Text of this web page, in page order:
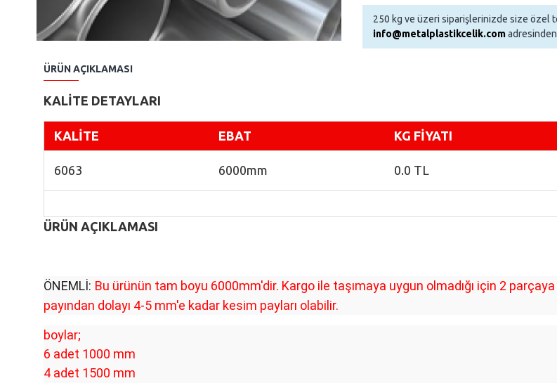
250 kg ve üzeri siparişlerinizde size özel
info@metalplastikcelik.com
ÜRÜN AÇIKLAMASI
KALİTE DETAYLARI
KALİTE EBAT KG FİYATI
6063 6000mm 0.0 TL
ÜRÜN AÇIKLAMASI
ÖNEMLİ: Bu ürünün tam boyu 6000mm'dir. Kargo ile taşımaya uygun olmadığı için 2
payından dolayı 4-5 mm'e kadar kesim payları olabilir.
boylar;
6 adet 1000 mm
4 adet 1500 mm